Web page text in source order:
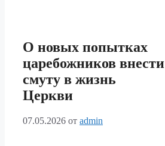
О новых попытках
царебожников внести
смуту в жизнь
Церкви
07.05.2026 от admin